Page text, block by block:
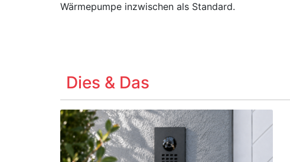
Wärmepumpe inzwischen als Standard.
Dies & Das